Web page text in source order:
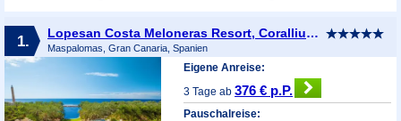
1. Lopesan Costa Meloneras Resort, Corallium Spa & Casino
Maspalomas, Gran Canaria, Spanien
Eigene Anreise:
3 Tage ab376 € p.P.
Pauschalreise: